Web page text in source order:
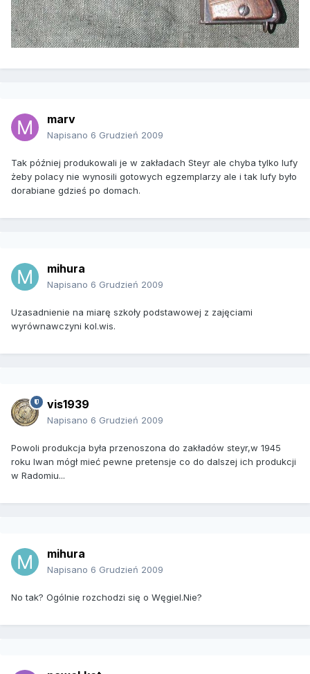
marv
Napisano 6 Grudzień 2009
Tak później produkowali je w zakładach Steyr ale chyba tylko lufy
żeby polacy nie wynosili gotowych egzemplarzy ale i tak lufy było
dorabiane gdzieś po domach.
mihura
Napisano 6 Grudzień 2009
Uzasadnienie na miarę szkoły podstawowej z zajęciami
wyrównawczyni kol.wis.
vis1939
Napisano 6 Grudzień 2009
Powoli produkcja była przenoszona do zakładów steyr,w 1945
roku Iwan mógł mieć pewne pretensje co do dalszej ich produkcji
w Radomiu...
mihura
Napisano 6 Grudzień 2009
No tak? Ogólnie rozchodzi się o Węgiel.Nie?